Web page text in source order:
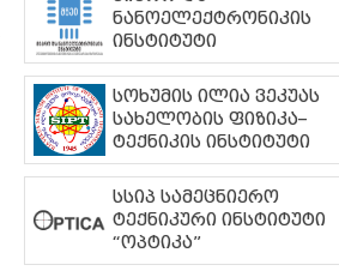
ნანოელექტრონიკის
ინსტიტუტი
სოხუმის ილია ვეკუას
სახელობის ფიზიკა–
ტექნიკის ინსტიტუტი
სსიპ სამეცნიერო
ტექნიკური ინსტიტუტი
“ოპტიკა”